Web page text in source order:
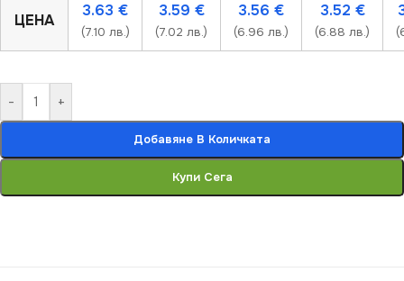
ЦЕНА
3.63 €
(7.10 лв.)
3.59 €
(7.02 лв.)
3.56 €
(6.96 лв.)
3.52 €
(6.88 лв.)
- +
Добавяне В Количката
Купи Сега